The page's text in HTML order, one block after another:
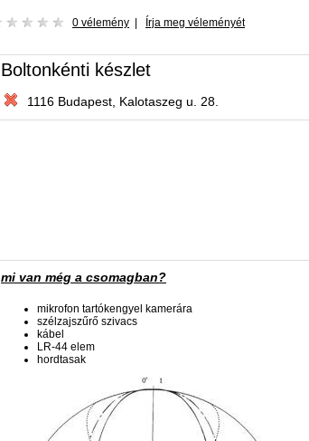
0 vélemény Írja meg véleményét
Boltonkénti készlet
1116 Budapest, Kalotaszeg u. 28.
mi van még a csomagban?
mikrofon tartókengyel kamerára
szélzajszűrő szivacs
kábel
LR-44 elem
hordtasak